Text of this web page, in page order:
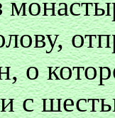
о
и с